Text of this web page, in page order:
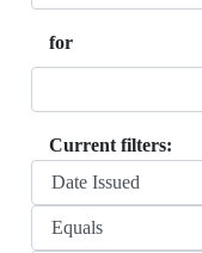
for
Current filters: